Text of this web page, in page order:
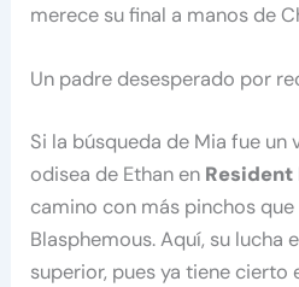
merece su final a manos de
Un padre desesperado por
Si la búsqueda de Mia fue un
odisea de Ethan en Resident
camino con más pinchos
Blasphemous. Aquí, su lucha
superior, pues ya tiene cierto